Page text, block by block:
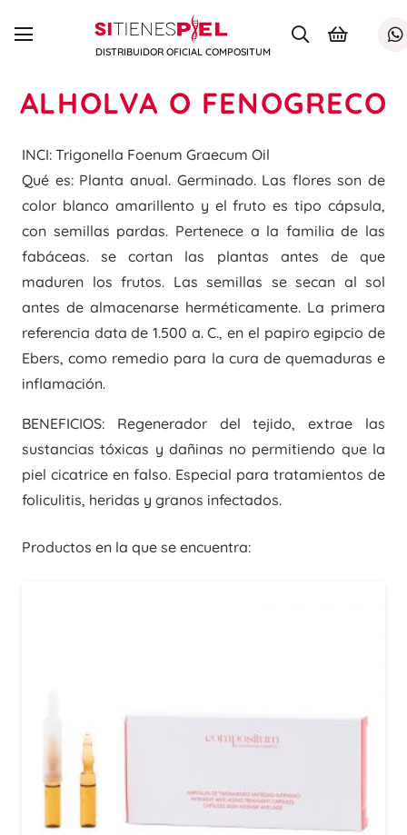
DISTRIBUIDOR OFICIAL COMPOSITUM
ALHOLVA O FENOGRECO
INCI: Trigonella Foenum Graecum Oil
Qué es: Planta anual. Germinado. Las flores son de
color blanco amarillento y el fruto es tipo cápsula,
con semillas pardas. Pertenece a la familia de las
fabáceas. se cortan las plantas antes de que
maduren los frutos. Las semillas se secan al sol
antes de almacenarse herméticamente. La primera
referencia data de 1.500 a. C., en el papiro egipcio de
Ebers, como remedio para la cura de quemaduras e
inflamación.
BENEFICIOS: Regenerador del tejido, extrae las
sustancias tóxicas y dañinas no permitiendo que la
piel cicatrice en falso. Especial para tratamientos de
foliculitis, heridas y granos infectados.
Productos en la que se encuentra: